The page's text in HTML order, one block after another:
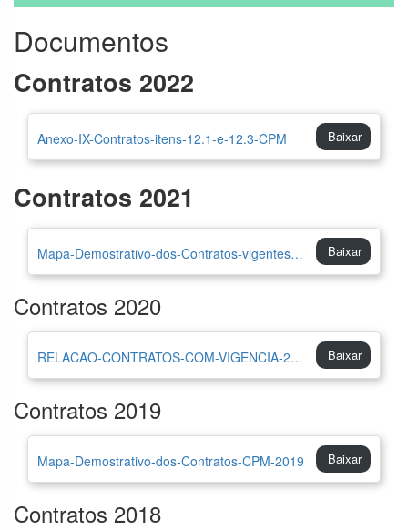
Classificadas
Proteção de
Dados
Pessoais
COVID-19 –
Contratações
e Aquisições
Documentos
Contratos 2022
Anexo-IX-Contratos-itens-12.1-e-12.3-CPM Baixar
Contratos 2021
Mapa-Demostrativo-dos-Contratos-vigentes-2021 Baixar
Contratos 2020
RELACAO-CONTRATOS-COM-VIGENCIA-2020-NO-CPM Baixar
Contratos 2019
Mapa-Demostrativo-dos-Contratos-CPM-2019 Baixar
Contratos 2018